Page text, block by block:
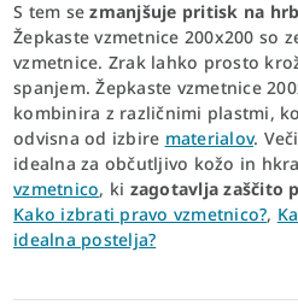
S tem sezmanjšuje pritisk na
Žepkaste vzmetnice 200x200
vzmetnice. Zrak lahko prosto
spanjem. Žepkaste vzmetnice
kombinira z različnimi plastmi,
odvisna od izbire materialov.
idealna za občutljivo kožo in
vzmetnico, ki zagotavlja zaščito
Kako izbrati pravo vzmetnico?,
idealna postelja?